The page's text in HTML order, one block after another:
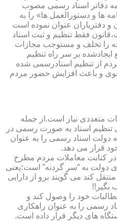
ولی ماده ۲۹ آیین نامه دفاتر اسناد رسمی مصوب
ها و دستورالعمل ها» را به
و دفتریاران عنوان نموده است
فقط تنظیم و ثبت اسناد
را تخلف و مستوجب مجازات
بر سر راه تنظیم
از تنظیم اسنادرسمی شده
و باعث افزایش حضور مردم
متعددی نیاز است.از جمله
تنظیم اسناد به صورت رسمی در
دولت اسناد رسمی را به عنوان
قرار می دهد.
در کتابت معاملات مردم مطرح
به “سر گردنه” است؛یعنی
کند می گویند برو از دارایی
بگیر!!
خود را وصول کند و
رسمی را به عنوان راهکاری
های دیگر قرار داده است.